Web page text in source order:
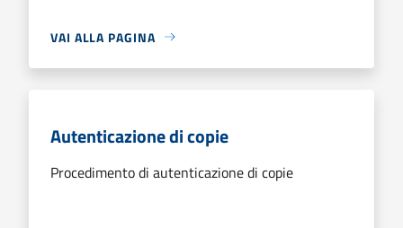
VAI ALLA PAGINA
Autenticazione di copie
Procedimento di autenticazione di copie